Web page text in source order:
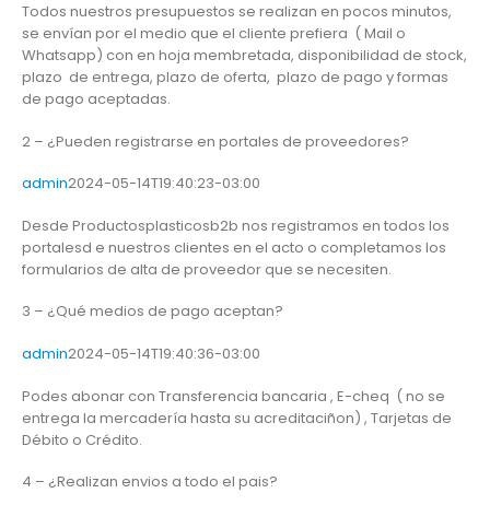
Todos nuestros presupuestos se realizan en pocos minutos,
se envían por el medio que el cliente prefiera ( Mail o
Whatsapp) con en hoja membretada, disponibilidad de stock,
plazo de entrega, plazo de oferta, plazo de pago y formas
de pago aceptadas.
2 – ¿Pueden registrarse en portales de proveedores?
admin2024-05-14T19:40:23-03:00
Desde Productosplasticosb2b nos registramos en todos los
portalesd e nuestros clientes en el acto o completamos los
formularios de alta de proveedor que se necesiten.
3 – ¿Qué medios de pago aceptan?
admin2024-05-14T19:40:36-03:00
Podes abonar con Transferencia bancaria , E-cheq ( no se
entrega la mercadería hasta su acreditaciñon) , Tarjetas de
Débito o Crédito.
4 – ¿Realizan envios a todo el pais?